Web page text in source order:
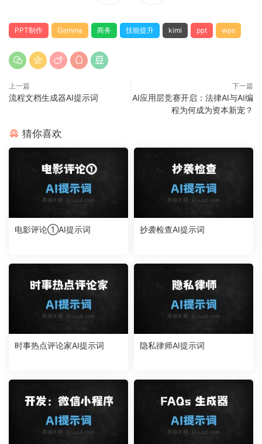
PPT制作 Gamma 商务 技能提升 kimi ppt wps
上一篇
流程文档生成器AI提示词
下一篇
AI应用层竞赛开启：法律AI与AI编
程为何成为资本新宠？
猜你喜欢
电影评论①AI提示词 抄袭检查AI提示词
时事热点评论家AI提示词 隐私律师AI提示词